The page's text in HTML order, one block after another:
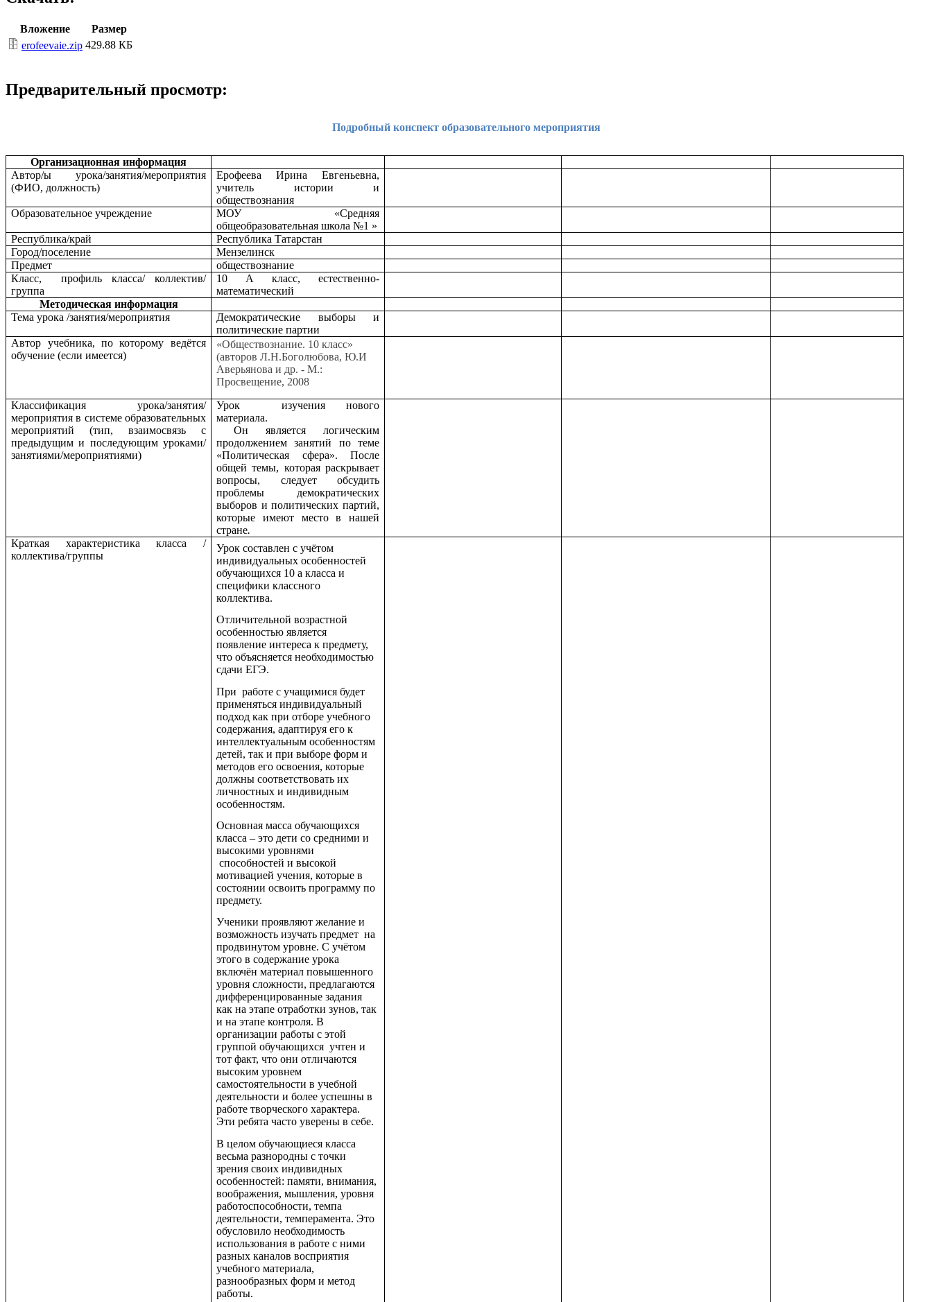
Вложение
Размер
erofeevaie.zip 429.88 КБ
Предварительный просмотр:
Подробный конспект образовательного мероприятия
Организационная информация
Автор/ы урока/занятия/мероприятия
(ФИО, должность)
Ерофеева Ирина Евгеньевна,
учитель истории и
обществознания
Образовательное учреждение
МОУ «Средняя
общеобразовательная школа №1 »
Республика/край
Республика Татарстан
Город/поселение
Мензелинск
Предмет
обществознание
Класс, профиль класса/ коллектив/
группа
10 А класс, естественно-
математический
Методическая информация
Тема урока /занятия/мероприятия
Демократические выборы и
политические партии
Автор учебника, по которому ведётся
обучение (если имеется)
«Обществознание. 10 класс»
(авторов Л.Н.Боголюбова, Ю.И
Аверьянова и др. - М.:
Просвещение, 2008
Классификация урока/занятия/
мероприятия в системе образовательных
мероприятий (тип, взаимосвязь с
предыдущим и последующим уроками/
занятиями/мероприятиями)
Урок изучения нового
материала.
Он является логическим
продолжением занятий по теме
«Политическая сфера». После
общей темы, которая раскрывает
вопросы, следует обсудить
проблемы демократических
выборов и политических партий,
которые имеют место в нашей
стране.
Краткая характеристика класса /
коллектива/группы
Урок составлен с учётом
индивидуальных особенностей
обучающихся 10 а класса и
специфики классного
коллектива.
Отличительной возрастной
особенностью является
появление интереса к предмету,
что объясняется необходимостью
сдачи ЕГЭ.
При работе с учащимися будет
применяться индивидуальный
подход как при отборе учебного
содержания, адаптируя его к
интеллектуальным особенностям
детей, так и при выборе форм и
методов его освоения, которые
должны соответствовать их
личностных и индивидным
особенностям.
Основная масса обучающихся
класса – это дети со средними и
высокими уровнями
способностей и высокой
мотивацией учения, которые в
состоянии освоить программу по
предмету.
Ученики проявляют желание и
возможность изучать предмет на
продвинутом уровне. С учётом
этого в содержание урока
включён материал повышенного
уровня сложности, предлагаются
дифференцированные задания
как на этапе отработки зунов, так
и на этапе контроля. В
организации работы с этой
группой обучающихся учтен и
тот факт, что они отличаются
высоким уровнем
самостоятельности в учебной
деятельности и более успешны в
работе творческого характера.
Эти ребята часто уверены в себе.
В целом обучающиеся класса
весьма разнородны с точки
зрения своих индивидных
особенностей: памяти, внимания,
воображения, мышления, уровня
работоспособности, темпа
деятельности, темперамента. Это
обусловило необходимость
использования в работе с ними
разных каналов восприятия
учебного материала,
разнообразных форм и метод
работы.